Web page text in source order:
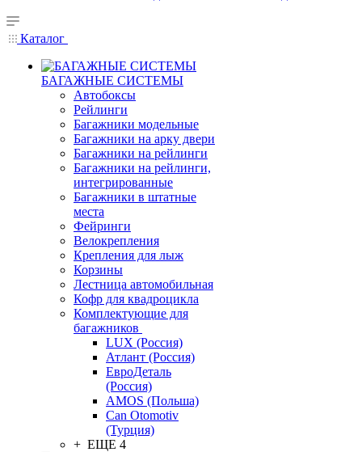
Каталог
БАГАЖНЫЕ СИСТЕМЫ
Автобоксы
Рейлинги
Багажники модельные
Багажники на арку двери
Багажники на рейлинги
Багажники на рейлинги,
интегрированные
Багажники в штатные
места
Фейринги
Велокрепления
Крепления для лыж
Корзины
Лестница автомобильная
Кофр для квадроцикла
Комплектующие для
багажников
LUX (Россия)
Атлант (Россия)
ЕвроДеталь
(Россия)
AMOS (Польша)
Can Otomotiv
(Турция)
+ ЕЩЕ 4